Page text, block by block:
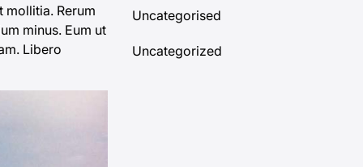
Rerum
minus. Eum ut
Libero
Uncategorised
Uncategorized